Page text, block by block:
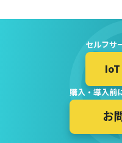
セルフサ
購入・導入前
お